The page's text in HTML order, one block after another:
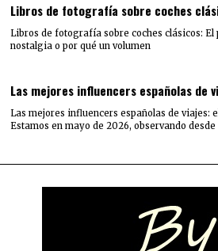
Libros de fotografía sobre coches
Libros de fotografía sobre coches clásicos: El
nostalgia o por qué un volumen
Las mejores influencers españolas de
Las mejores influencers españolas de viajes:
Estamos en mayo de 2026, observando desde